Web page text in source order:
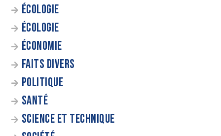
ÉCOLOGIE
ÉCOLOGIE
ÉCONOMIE
FAITS DIVERS
POLITIQUE
SANTÉ
SCIENCE ET TECHNIQUE